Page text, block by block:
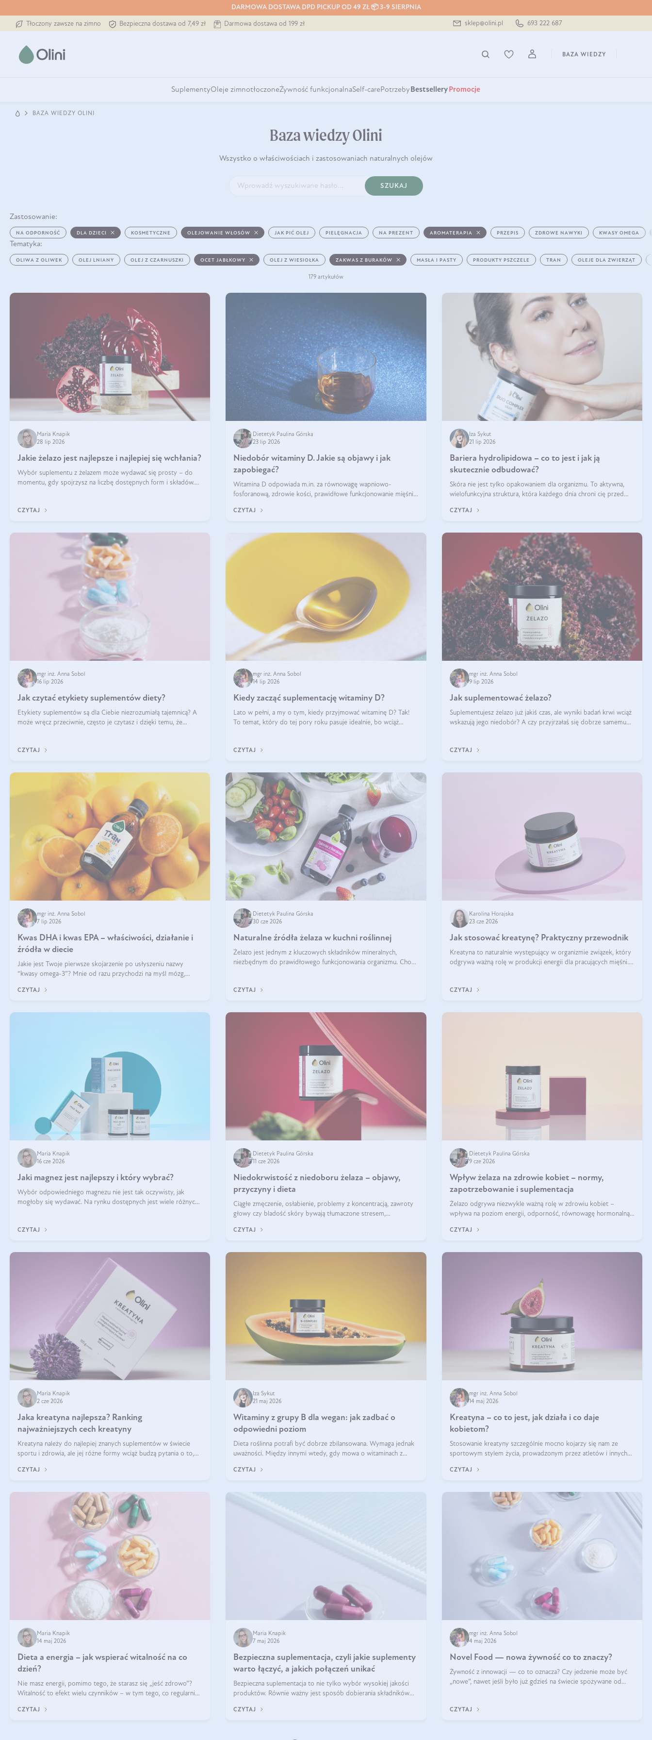
DARMOWA DOSTAWA DPD PICKUP OD 49 ZŁ 📦 3-9 SIERPNIA
Tłoczony zawsze na zimno Bezpieczna dostawa od 7,49 zł Darmowa dostawa od 199 zł sklep@olini.pl 693 222 687
BAZA WIEDZY
SuplementyOleje zimnotłoczoneŻywność funkcjonalnaSelf-carePotrzeby Bestsellery Promocje
BAZA WIEDZY OLINI
Baza wiedzy Olini
Wszystko o właściwościach i zastosowaniach naturalnych olejów
SZUKAJ
Zastosowanie:
NA ODPORNOŚĆ DLA DZIECI KOSMETYCZNE OLEJOWANIE WŁOSÓW JAK PIĆ OLEJ PIELĘGNACJA NA PREZENT AROMATERAPIA PRZEPIS ZDROWE NAWYKI KWASY OMEGA
Tematyka:
OLIWA Z OLIWEK OLEJ LNIANY OLEJ Z CZARNUSZKI OCET JABŁKOWY OLEJ Z WIESIOŁKA ZAKWAS Z BURAKÓW MASŁA I PASTY PRODUKTY PSZCZELE TRAN OLEJE DLA ZWIERZĄT
179 artykułów
Maria Knapik
28 lip 2026
Jakie żelazo jest najlepsze i najlepiej się wchłania?
Wybór suplementu z żelazem może wydawać się prosty – do
momentu, gdy spojrzysz na liczbę dostępnych form i składów.
suplement?
CZYTAJ
Dietetyk Paulina Górska
23 lip 2026
Niedobór witaminy D. Jakie są objawy i jak
zapobiegać?
Witamina D odpowiada m.in. za równowagę wapniowo-
fosforanową, zdrowie kości, prawidłowe funkcjonowanie mięśni i
pod wpływem słońca, niedobór witaminy D pozostaje częstym
CZYTAJ
Iza Sykut
21 lip 2026
Bariera hydrolipidowa – co to jest i jak ją
skutecznie odbudować?
Skóra nie jest tylko opakowaniem dla organizmu. To aktywna,
wielofunkcyjna struktura, która każdego dnia chroni cię przed
środowiskowymi. Jednym z jej kluczowych elementów jest
CZYTAJ
mgr inż. Anna Sobol
16 lip 2026
Jak czytać etykiety suplementów diety?
Etykiety suplementów są dla Ciebie niezrozumiałą tajemnicą? A
może wręcz przeciwnie, często je czytasz i dzięki temu, że
CZYTAJ
mgr inż. Anna Sobol
14 lip 2026
Kiedy zacząć suplementację witaminy D?
Lato w pełni, a my o tym, kiedy przyjmować witaminę D? Tak!
To temat, który do tej pory roku pasuje idealnie, bo wciąż
słońcu, aby witami
CZYTAJ
mgr inż. Anna Sobol
9 lip 2026
Jak suplementować żelazo?
Suplementujesz żelazo już jakiś czas, ale wyniki badań krwi wciąż
wskazują jego niedobór? A czy przyjrzałaś się dobrze samemu
CZYTAJ
mgr inż. Anna Sobol
7 lip 2026
Kwas DHA i kwas EPA – właściwości, działanie i
źródła w diecie
Jakie jest Twoje pierwsze skojarzenie po usłyszeniu nazwy
“kwasy omega-3”? Mnie od razu przychodzi na myśl mózg,
skupimy się głównie na dwóch kwasach z tej rodziny: DHA oraz
CZYTAJ
Dietetyk Paulina Górska
30 cze 2026
Naturalne źródła żelaza w kuchni roślinnej
Żelazo jest jednym z kluczowych składników mineralnych,
niezbędnym do prawidłowego funkcjonowania organizmu. Choć
źródeł tego pierwiastka.
CZYTAJ
Karolina Horajska
23 cze 2026
Jak stosować kreatynę? Praktyczny przewodnik
Kreatyna to naturalnie występujący w organizmie związek, który
odgrywa ważną rolę w produkcji energii dla pracujących mięśni.
prze
CZYTAJ
Maria Knapik
16 cze 2026
Jaki magnez jest najlepszy i który wybrać?
Wybór odpowiedniego magnezu nie jest tak oczywisty, jak
mogłoby się wydawać. Na rynku dostępnych jest wiele różnych
CZYTAJ
Dietetyk Paulina Górska
11 cze 2026
Niedokrwistość z niedoboru żelaza – objawy,
przyczyny i dieta
Ciągłe zmęczenie, osłabienie, problemy z koncentracją, zawroty
głowy czy bladość skóry bywają tłumaczone stresem,
może być niedokrwistość z niedoboru żelaza.
CZYTAJ
Dietetyk Paulina Górska
9 cze 2026
Wpływ żelaza na zdrowie kobiet – normy,
zapotrzebowanie i suplementacja
Żelazo odgrywa niezwykle ważną rolę w zdrowiu kobiet –
wpływa na poziom energii, odporność, równowagę hormonalną i
niedobór może prowadzić m.in. do zmęczenia, bólów i zawrotów
CZYTAJ
Maria Knapik
2 cze 2026
Jaka kreatyna najlepsza? Ranking
najważniejszych cech kreatyny
Kreatyna należy do najlepiej znanych suplementów w świecie
sportu i zdrowia, ale jej różne formy wciąż budzą pytania o to,
przyglądamy się temu, jaka forma kreatyny jest najlepsza.
CZYTAJ
Iza Sykut
21 maj 2026
Witaminy z grupy B dla wegan: jak zadbać o
odpowiedni poziom
Dieta roślinna potrafi być dobrze zbilansowana. Wymaga jednak
uważności. Między innymi wtedy, gdy mowa o witaminach z
naczyń połączonych.
CZYTAJ
mgr inż. Anna Sobol
14 maj 2026
Kreatyna – co to jest, jak działa i co daje
kobietom?
Stosowanie kreatyny szczególnie mocno kojarzy się nam ze
sportowym stylem życia, prowadzonym przez atletów i innych
ten naturalny metabolit aminokwasów poprawia wydolność i
CZYTAJ
Maria Knapik
14 maj 2026
Dieta a energia – jak wspierać witalność na co
dzień?
Nie masz energii, pomimo tego, że starasz się „jeść zdrowo”?
Witalność to efekt wielu czynników – w tym tego, co regularnie
się w zależności od osoby
CZYTAJ
Maria Knapik
7 maj 2026
Bezpieczna suplementacja, czyli jakie suplementy
warto łączyć, a jakich połączeń unikać
Bezpieczna suplementacja to nie tylko wybór wysokiej jakości
produktów. Równie ważny jest sposób dobierania składników
łączyć suplementy diety? Poznaj nasze wskazówki.
CZYTAJ
mgr inż. Anna Sobol
4 maj 2026
Novel Food — nowa żywność co to znaczy?
Żywność z innowacji — co to oznacza? Czy jedzenie może być
„nowe”, nawet jeśli było już gdzieś na świecie spożywane od
poznasz definicję n
CZYTAJ